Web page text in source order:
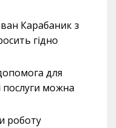
Карабаник з
гідно
для
послуги можна
роботу